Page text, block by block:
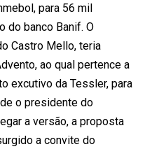
para 56 mil
do banco Banif. O
Castro Mello, teria
ao qual pertence a
excutivo da Tessler, para
o presidente do
a versão, a proposta
a convite do